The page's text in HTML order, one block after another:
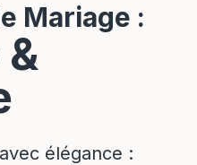
Mariage :
élégance :